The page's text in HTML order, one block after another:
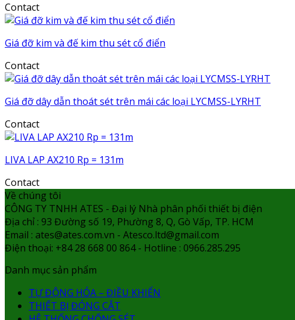
Contact
Giá đỡ kim và đế kim thu sét cổ điển
Contact
Giá đỡ dây dẫn thoát sét trên mái các loại LYCMSS-LYRHT
Contact
LIVA LAP AX210 Rp = 131m
Contact
Về chúng tôi
CÔNG TY TNHH ATES - Đại lý Nhà phân phối thiết bị điện
Địa chỉ : 93 Đường số 19, Phường 8, Q, Gò Vấp, TP. HCM
Email : ates@ates.com.vn - Atesco.ltd@gmail.com
Điện thoại: +84 28 668 00 864 - Hotline : 0966.285.295
Danh mục sản phẩm
TỰ ĐỘNG HÓA – ĐIỀU KHIỂN
THIẾT BỊ ĐÓNG CẮT